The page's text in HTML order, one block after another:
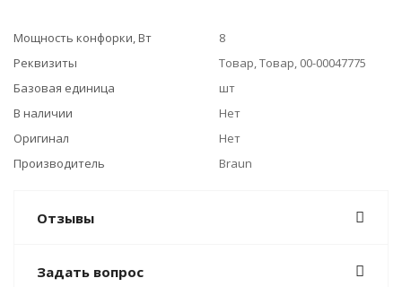
Мощность конфорки, Вт
8
Реквизиты
Товар, Товар, 00-00047775
Базовая единица
шт
В наличии
Нет
Оригинал
Нет
Производитель
Braun
Отзывы
Задать вопрос